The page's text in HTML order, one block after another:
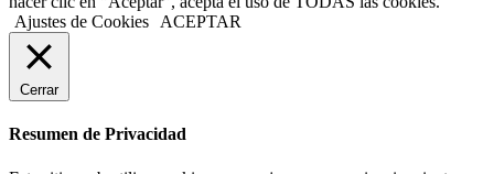
Ajustes de Cookies
ACEPTAR
Cerrar
Resumen de Privacidad